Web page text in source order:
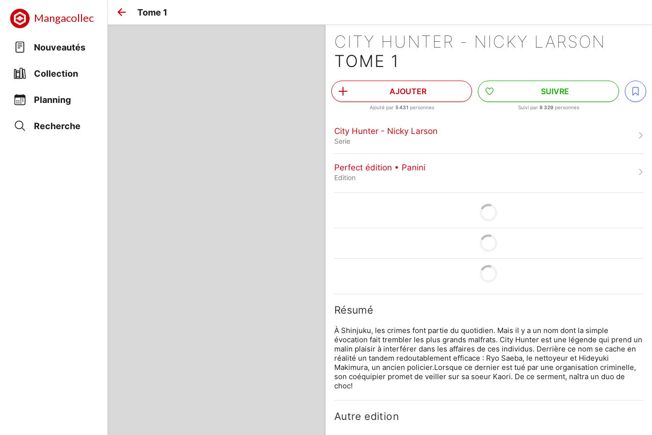
Mangacollec
Nouveautés
Collection
Planning
Recherche
Tome 1
CITY HUNTER - NICKY LARSON
TOME 1
AJOUTER
Ajouté par 5 431 personnes
SUIVRE
Suivi par 8 329 personnes
City Hunter - Nicky Larson
Serie
Perfect édition • Panini
Edition
Résumé
À Shinjuku, les crimes font partie du quotidien. Mais il y a un nom dont la simple
évocation fait trembler les plus grands malfrats. City Hunter est une légende qui prend un
malin plaisir à interférer dans les affaires de ces individus. Derrière ce nom se cache en
réalité un tandem redoutablement efficace : Ryo Saeba, le nettoyeur et Hideyuki
Makimura, un ancien policier.Lorsque ce dernier est tué par une organisation criminelle,
son coéquipier promet de veiller sur sa soeur Kaori. De ce serment, naîtra un duo de
choc!
Autre edition